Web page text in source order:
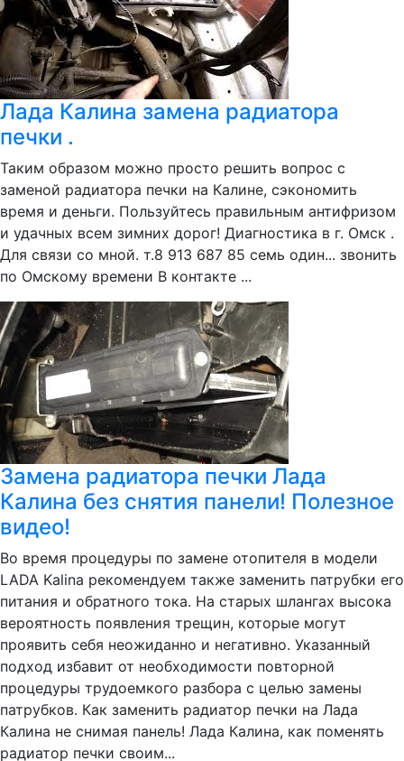
Лада Калина замена радиатора
печки .
Таким образом можно просто решить вопрос с
заменой радиатора печки на Калине, сэкономить
время и деньги. Пользуйтесь правильным антифризом
и удачных всем зимних дорог! Диагностика в г. Омск .
Для связи со мной. т.8 913 687 85 семь один... звонить
по Омскому времени В контакте ...
Замена радиатора печки Лада
Калина без снятия панели! Полезное
видео!
Во время процедуры по замене отопителя в модели
LADA Kalina рекомендуем также заменить патрубки его
питания и обратного тока. На старых шлангах высока
вероятность появления трещин, которые могут
проявить себя неожиданно и негативно. Указанный
подход избавит от необходимости повторной
процедуры трудоемкого разбора с целью замены
патрубков. Как заменить радиатор печки на Лада
Калина не снимая панель! Лада Калина, как поменять
радиатор печки своим...